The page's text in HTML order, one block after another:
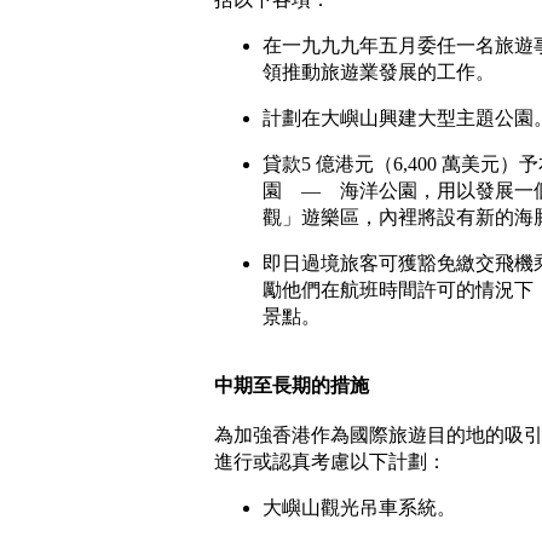
在一九九九年五月委任一名旅遊
領推動旅遊業發展的工作。
計劃在大嶼山興建大型主題公園
貸款5 億港元（6,400 萬美元）
園 — 海洋公園，用以發展一
觀」遊樂區，內裡將設有新的海
即日過境旅客可獲豁免繳交飛機
勵他們在航班時間許可的情況下
景點。
中期至長期的措施
為加強香港作為國際旅遊目的地的吸
進行或認真考慮以下計劃：
大嶼山觀光吊車系統。